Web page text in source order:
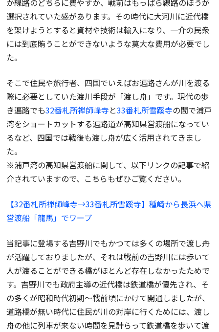
選択されていた感があります。その時代に大河川に近代橋
を架けようとすると資材や技術は輸入になり、一介の民衆
には到底賄うことができないような莫大な費用が必要でし
た。
そこで住民や旅行者、四国でいえばお遍路さんが川を渡る
際に必要としていた渡川手段が「渡し舟」です。現代の歩
き遍路でも32番札所禅師峰寺と33番札所雪蹊寺の間で浦戸
湾をショートカットする遍路道が高知県営渡船になってい
るなど、四国では戦後も渡し舟が広く活用されてきまし
た。
※浦戸湾の高知県営渡船に関して、以下リンクの記事で紹
介されていますので、こちらもぜひご覧ください。
【32番札所禅師峰寺→33番札所雪蹊寺】種崎から長浜へ県
営渡船「龍馬」でワープ
当記事に登場する吉野川でもかつては多くの場所で渡し舟
が活躍しておりましたが、それは戦前の吉野川には歩いて
人が渡ることができる橋がほとんど存在しなかったためで
す。吉野川でも政府主導の近代橋は鉄道橋が優先され、そ
の多くが昭和時代初期～戦前頃にかけて開通しましたが、
道路橋が無い時代に住民が川の対岸に行くためには、渡し
舟の他に列車が来ない時間を見計らって鉄道橋を歩いて渡